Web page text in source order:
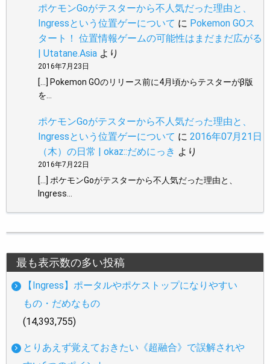
ポケモンGoがテスターから不人気だった理由と、
Ingressという位置ゲーについて に Pokemon GOス
タート！ 位置情報ゲームの可能性はまだまだ広がる
| Utatane.Asia より
2016年7月23日
[…] Pokemon GOのリリース前に4月頃からテスターがβ版
を…
ポケモンGoがテスターから不人気だった理由と、
Ingressという位置ゲーについて に 2016年07月21日
（木）の日常 | okaz::だめにっき より
2016年7月22日
[…] ポケモンGoがテスターから不人気だった理由と、
Ingress…
最も表示数の多い投稿
【Ingress】ポータルやポケストップになりやすい
もの・だめなもの
(14,393,755)
とりあえず覚えておきたい《超融合》で誤解されや